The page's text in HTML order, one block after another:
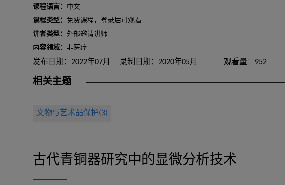
课程语言： 中文
课程类型： 免费课程，登录后可观看
讲者类型： 外部邀请讲师
内容领域： 非医疗
发布日期：2022年07月 录制日期：2020年05月 观看量：952
相关主题
文物与艺术品保护(3)
古代青铜器研究中的显微分析技术